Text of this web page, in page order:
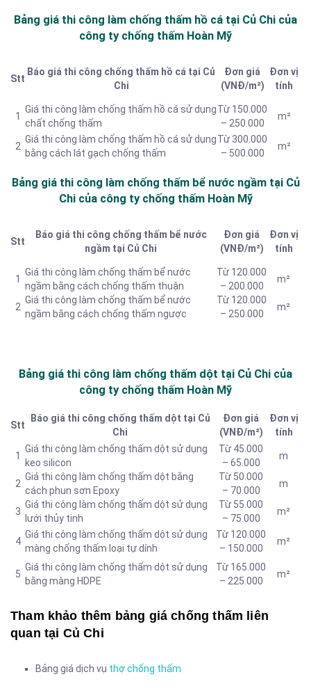
Bảng giá thi công làm chống thấm hồ cá tại Củ Chi của
công ty chống thấm Hoàn Mỹ
Stt
Báo giá thi công chống thấm hồ cá tại Củ
Chi
Đơn giá
(VNĐ/m²)
Đơn vị
tính
1
Giá thi công làm chống thấm hồ cá sử dụng
chất chống thấm
Từ 150.000
– 250.000
m²
2
Giá thi công làm chống thấm hồ cá sử dụng
bằng cách lát gạch chống thấm
Từ 300.000
– 500.000
m²
Bảng giá thi công làm chống thấm bể nước ngầm tại Củ
Chi của công ty chống thấm Hoàn Mỹ
Stt
Báo giá thi công chống thấm bể nước
ngầm tại Củ Chi
Đơn giá
(VNĐ/m²)
Đơn vị
tính
1
Giá thi công làm chống thấm bể nước
ngầm bằng cách chống thấm thuận
Từ 120.000
– 200.000
m²
2
Giá thi công làm chống thấm bể nước
ngầm bằng cách chống thấm ngược
Từ 120.000
– 250.000
m²
Bảng giá thi công làm chống thấm dột tại Củ Chi của
công ty chống thấm Hoàn Mỹ
Stt
Báo giá thi công chống thấm dột tại Củ
Chi
Đơn giá
(VNĐ/m²)
Đơn vị
tính
1
Giá thi công làm chống thấm dột sử dụng
keo silicon
Từ 45.000
– 65.000
m
2
Giá thi công làm chống thấm dột bằng
cách phun sơn Epoxy
Từ 50.000
– 70.000
m
3
Giá thi công làm chống thấm dột sử dụng
lưới thủy tinh
Từ 55.000
– 75.000
m²
4
Giá thi công làm chống thấm dột sử dụng
màng chống thấm loại tự dính
Từ 120.000
– 150.000
m²
5
Giá thi công làm chống thấm dột sử dụng
bằng màng HDPE
Từ 165.000
– 225.000
m²
Tham khảo thêm bảng giá chống thấm liên
quan tại Củ Chi
Bảng giá dịch vụ thợ chống thấm